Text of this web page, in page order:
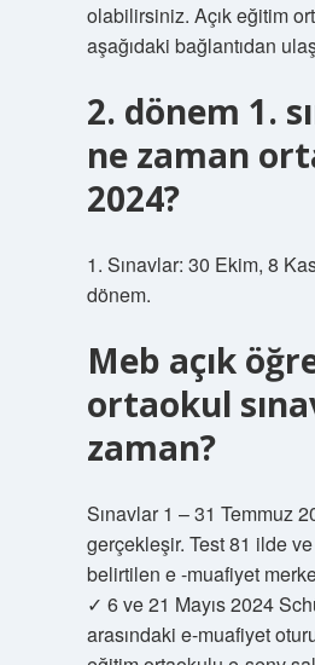
olabilirsiniz. Açık eğitim
aşağıdaki bağlantıdan
2. dönem 1.
ne zaman
2024?
1. Sınavlar: 30 Ekim, 8
dönem.
Meb açık
ortaokul
zaman?
Sınavlar 1 – 31 Temmuz
gerçekleşir. Test 81 ilde
belirtilen e -muafiyet
✓ 6 ve 21 Mayıs 2024
arasındaki e-muafiyet